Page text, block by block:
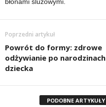
Poprzedni artykuł
Powrót do formy: zdrowe
odżywianie po narodzinach
dziecka
PODOBNE ARTYKUŁY